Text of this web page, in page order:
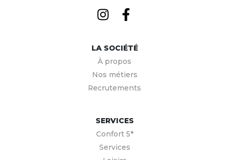
LA SOCIÉTÉ
À propos
Nos métiers
Recrutements
SERVICES
Confort 5*
Services